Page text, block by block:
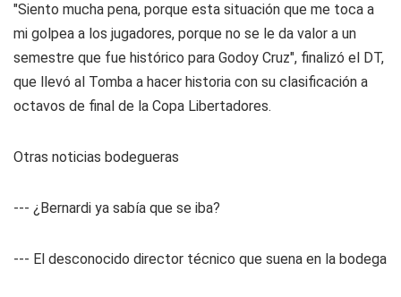
"Siento mucha pena, porque esta situación que me toca a
mi golpea a los jugadores, porque no se le da valor a un
semestre que fue histórico para Godoy Cruz", finalizó el DT,
que llevó al Tomba a hacer historia con su clasificación a
octavos de final de la Copa Libertadores.
Otras noticias bodegueras
--- ¿Bernardi ya sabía que se iba?
--- El desconocido director técnico que suena en la bodega